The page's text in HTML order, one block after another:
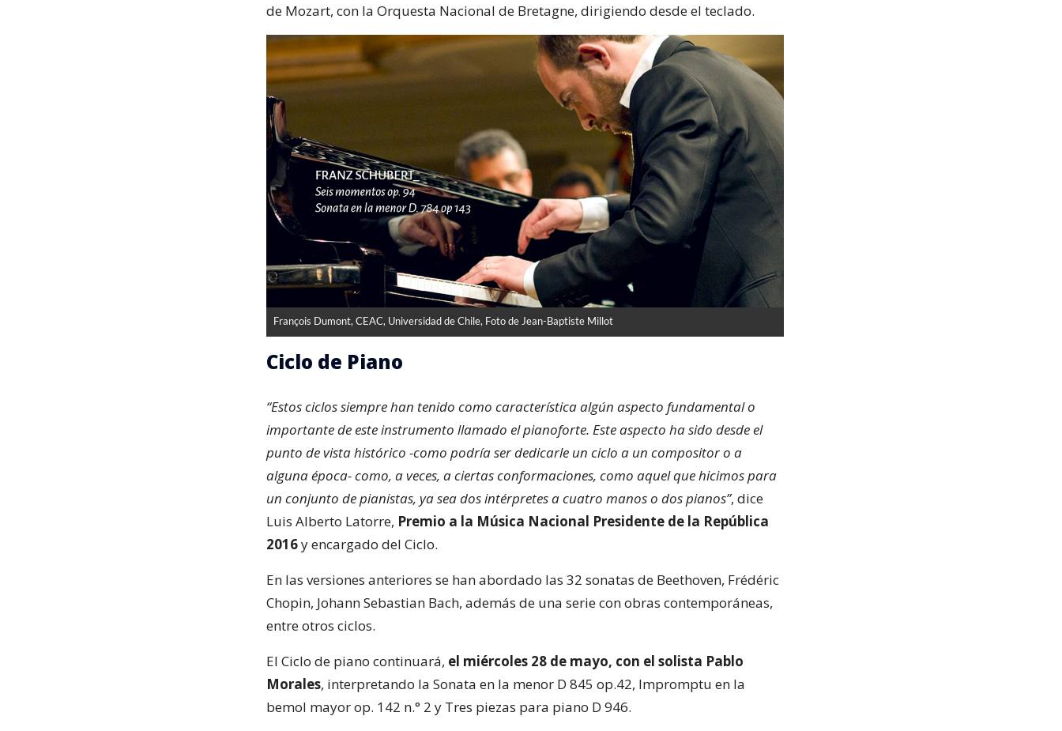
de Mozart, con la Orquesta Nacional de Bretagne, dirigiendo desde el teclado.
François Dumont, CEAC, Universidad de Chile, Foto de Jean-Baptiste Millot
Ciclo de Piano
“Estos ciclos siempre han tenido como característica algún aspecto fundamental o
importante de este instrumento llamado el pianoforte. Este aspecto ha sido desde el
punto de vista histórico -como podría ser dedicarle un ciclo a un compositor o a
alguna época- como, a veces, a ciertas conformaciones, como aquel que hicimos para
un conjunto de pianistas, ya sea dos intérpretes a cuatro manos o dos pianos”, dice
Luis Alberto Latorre, Premio a la Música Nacional Presidente de la República
2016y encargado del Ciclo.
En las versiones anteriores se han abordado las 32 sonatas de Beethoven, Frédéric
Chopin, Johann Sebastian Bach, además de una serie con obras contemporáneas,
entre otros ciclos.
El Ciclo de piano continuará, el miércoles 28 de mayo, con el solista Pablo
Morales, interpretando la Sonata en la menor D 845 op.42, Impromptu en la
bemol mayor op. 142 n.° 2 y Tres piezas para piano D 946.